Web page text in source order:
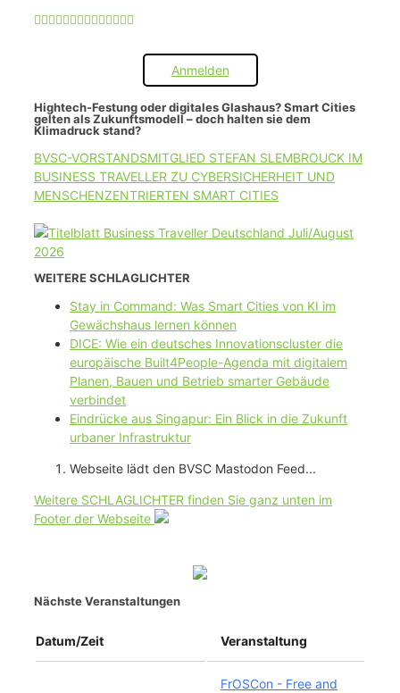
Anmelden
Hightech-Festung oder digitales Glashaus? Smart Cities
gelten als Zukunftsmodell – doch halten sie dem
Klimadruck stand?
BVSC-VORSTANDSMITGLIED STEFAN SLEMBROUCK IM
BUSINESS TRAVELLER ZU CYBERSICHERHEIT UND
MENSCHENZENTRIERTEN SMART CITIES
WEITERE SCHLAGLICHTER
Stay in Command: Was Smart Cities von KI im
Gewächshaus lernen können
DICE: Wie ein deutsches Innovationscluster die
europäische Built4People-Agenda mit digitalem
Planen, Bauen und Betrieb smarter Gebäude
verbindet
Eindrücke aus Singapur: Ein Blick in die Zukunft
urbaner Infrastruktur
Webseite lädt den BVSC Mastodon Feed...
Weitere SCHLAGLICHTER finden Sie ganz unten im
Footer der Webseite
Nächste Veranstaltungen
Datum/Zeit Veranstaltung
FrOSCon - Free and